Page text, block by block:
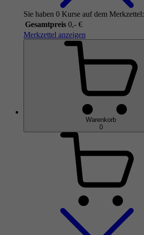
Sie haben 0 Kurse auf dem Merkzettel:
Gesamtpreis 0,- €
Merkzettel anzeigen
Warenkorb
0